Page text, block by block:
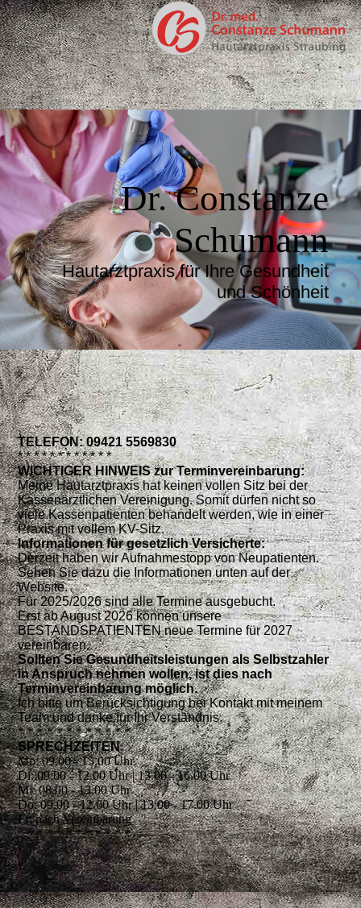
Dr. Constanze
Schumann
Hautarztpraxis für Ihre Gesundheit
und Schönheit
TELEFON: 09421 5569830
* * * * * * * * * * * *
WICHTIGER HINWEIS zur Terminvereinbarung:
Meine Hautarztpraxis hat keinen vollen Sitz bei der
Kassenärztlichen Vereinigung. Somit dürfen nicht so
viele Kassenpatienten behandelt werden, wie in einer
Praxis mit vollem KV-Sitz.
Informationen für gesetzlich Versicherte:
Derzeit haben wir Aufnahmestopp von Neupatienten.
Sehen Sie dazu die Informationen unten auf der
Website.
Für 2025/2026 sind alle Termine ausgebucht.
Erst ab August 2026 können unsere
BESTANDSPATIENTEN neue Termine für 2027
vereinbaren.
Sollten Sie Gesundheitsleistungen als Selbstzahler
in Anspruch nehmen wollen, ist dies nach
Terminvereinbarung möglich.
Ich bitte um Berücksichtigung bei Kontakt mit meinem
Team und danke für Ihr Verständnis.
* * * * * * * * * * * *
SPRECHZEITEN:
Mo: 09.00 - 15.00 Uhr
Di: 09.00 - 12.00 Uhr | 13.00 - 16.00 Uhr
Mi: 08.00 - 13.00 Uhr
Do: 09.00 - 12.00 Uhr | 13.00 - 17.00 Uhr
Fr: nach Vereinbarung
* * * * * * * * * * * *